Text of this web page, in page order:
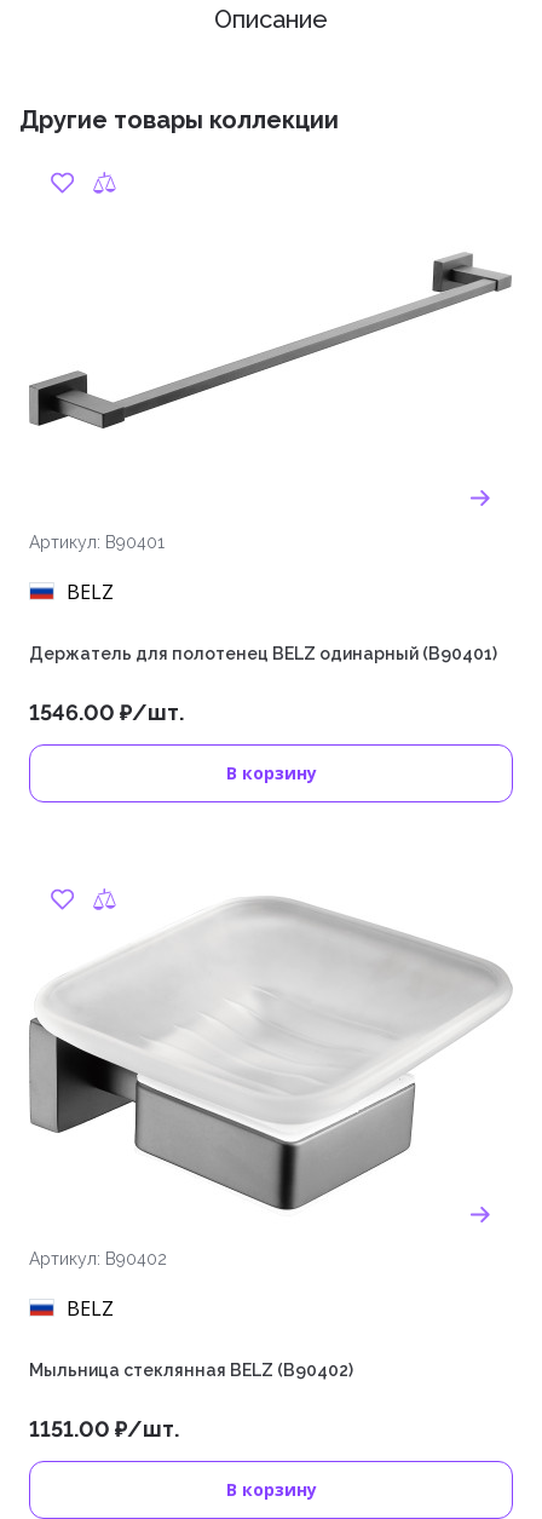
Описание
Другие товары коллекции
Артикул: B90401
BELZ
Держатель для полотенец BELZ одинарный (B90401)
1546.00 ₽/шт.
В корзину
Артикул: B90402
BELZ
Мыльница стеклянная BELZ (B90402)
1151.00 ₽/шт.
В корзину